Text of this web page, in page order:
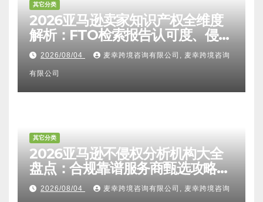
其它分类
2026亚马逊卖家知识产权全维度
解析：FTO检索报告认可度、侵权
比对区别、TRO应诉方法及服务商
甄选避坑全攻略
2026/08/04 麦幸跨境咨询有限公司, 麦幸跨境咨询
有限公司
其它分类
2026亚马逊不侵权分析机构大全
盘点：合规靠谱服务商甄选攻略、
避坑FAQ及标杆机构实力详解
2026/08/04 麦幸跨境咨询有限公司, 麦幸跨境咨询